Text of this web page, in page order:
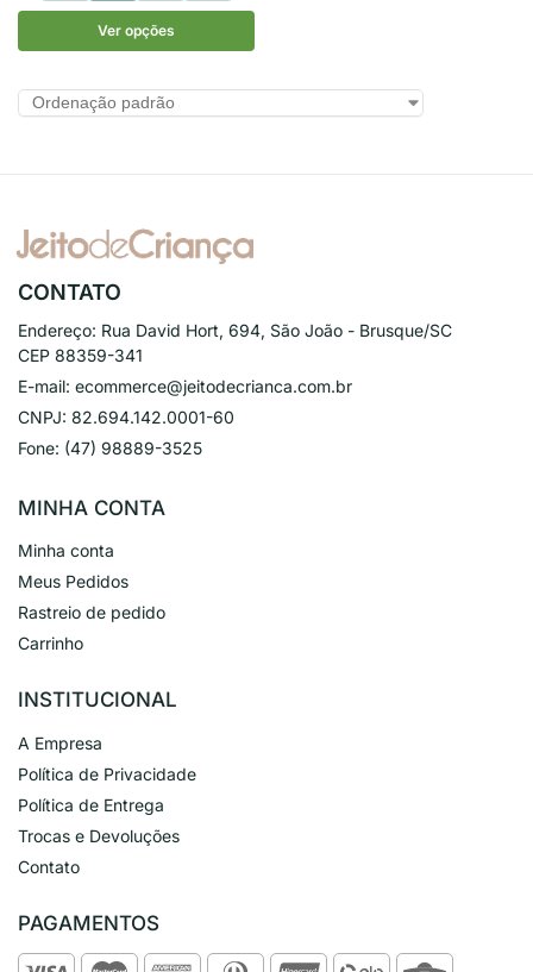
Ver opções
CONTATO
Endereço: Rua David Hort, 694, São João - Brusque/SC
CEP 88359-341
E-mail: ecommerce@jeitodecrianca.com.br
CNPJ: 82.694.142.0001-60
Fone: (47) 98889-3525
MINHA CONTA
Minha conta
Meus Pedidos
Rastreio de pedido
Carrinho
INSTITUCIONAL
A Empresa
Política de Privacidade
Política de Entrega
Trocas e Devoluções
Contato
PAGAMENTOS